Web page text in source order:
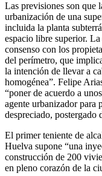
Las previsiones son que
urbanización de una
incluida la planta
espacio libre superior.
consenso con los
del perímetro, que
la intención de llevar a
homogénea”. Felipe
“poner de acuerdo a
agente urbanizador para
despreciado, postergado
El primer teniente de
Huelva supone “una
construcción de 200
en pleno corazón de la